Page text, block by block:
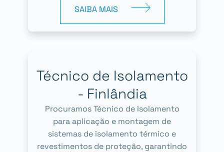
SAIBA MAIS
Técnico de Isolamento
- Finlândia
Procuramos Técnico de Isolamento
para aplicação e montagem de
sistemas de isolamento térmico e
revestimentos de proteção, garantindo